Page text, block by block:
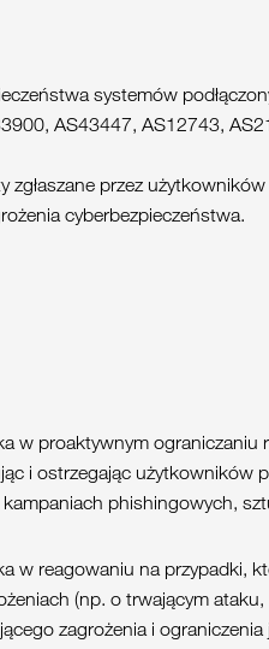
systemów
AS43447, AS12743,
przez
cyberbezpieczeństwa.
w proaktywnym ograniczaniu
i ostrzegając użytkowników
phishingowych,
w reagowaniu na przypadki,
(np. o trwającym
zagrożenia i